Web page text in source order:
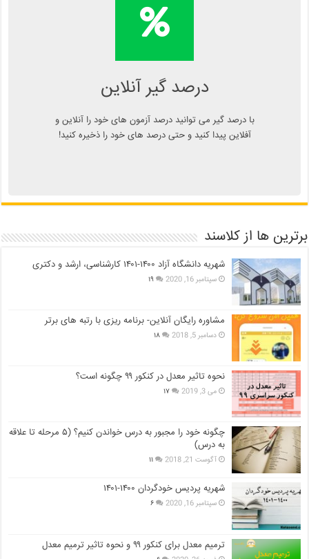
درصد گیر آنلاین
با درصد گیر می توانید درصد آزمون های خود را آنلاین و
آفلاین پیدا کنید و حتی درصد های خود را ذخیره کنید!
محاسبه آنلاین درصد یا دانلود
اپلیکیشن درصد گیر
برترین ها از کلاسند
شهریه دانشگاه آزاد ۱۴۰۰-۱۴۰۱ کارشناسی، ارشد و دکتری
سپتامبر 16, 2020 ۱۹
مشاوره رایگان آنلاین- برنامه ریزی با رتبه های برتر
دسامبر 5, 2018 ۱۸
نحوه تاثیر معدل در کنکور ۹۹ چگونه است؟
می 3, 2019 ۱۷
چگونه خود را مجبور به درس خواندن کنیم؟ (۵ مرحله تا علاقه
به درس)
آگوست 21, 2018 ۱۱
شهریه پردیس خودگردان ۱۴۰۰-۱۴۰۱
سپتامبر 16, 2020 ۶
ترمیم معدل برای کنکور ۹۹ و نحوه تاثیر ترمیم معدل